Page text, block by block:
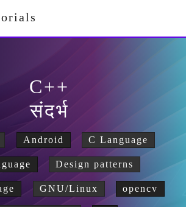
C++
संदर्भ
Android C Language
Design patterns
GNU/Linux opencv